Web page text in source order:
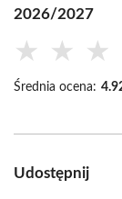
2026/2027
★ ★ ★
Średnia ocena:
Udostępnij